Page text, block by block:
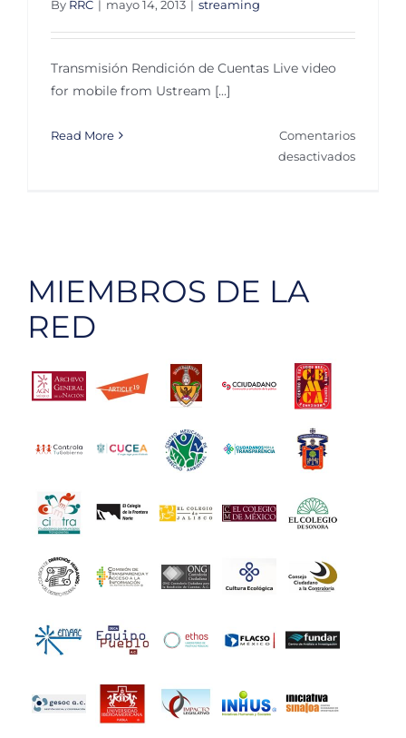
By RRC | mayo 14, 2013 | streaming
Transmisión Rendición de Cuentas Live video
for mobile from Ustream [...]
Read More
Comentarios
desactivadosen
MIEMBROS DE LA
RED